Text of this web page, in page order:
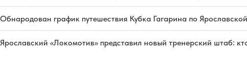
Обнародован график путешествия Кубка Гагарина по
Ярославский «Локомотив» представил новый тренерский штаб: